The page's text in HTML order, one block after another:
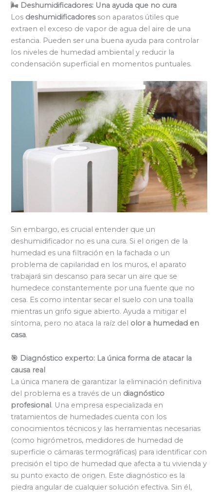
🌬️ Deshumidificadores: Una ayuda que no cura
Los deshumidificadoresson aparatos útiles que
extraen el exceso de vapor de agua del aire de una
estancia. Pueden ser una buena ayuda para controlar
los niveles de humedad ambiental y reducir la
condensación superficial en momentos puntuales.
Sin embargo, es crucial entender que un
deshumidificador no es una cura. Si el origen de la
humedad es una filtración en la fachada o un
problema de capilaridad en los muros, el aparato
trabajará sin descanso para secar un aire que se
humedece constantemente por una fuente que no
cesa. Es como intentar secar el suelo con una toalla
mientras un grifo sigue abierto. Ayuda a mitigar el
síntoma, pero no ataca la raíz del olor a humedad en
casa.
🎯 Diagnóstico experto: La única forma de atacar la
causa real
La única manera de garantizar la eliminación definitiva
del problema es a través de un diagnóstico
profesional. Una empresa especializada en
tratamientos de humedades cuenta con los
conocimientos técnicos y las herramientas necesarias
(como higrómetros, medidores de humedad de
superficie o cámaras termográficas) para identificar con
precisión el tipo de humedad que afecta a tu vivienda y
su punto exacto de origen. Este diagnóstico es la
piedra angular de cualquier solución efectiva. Sin él,